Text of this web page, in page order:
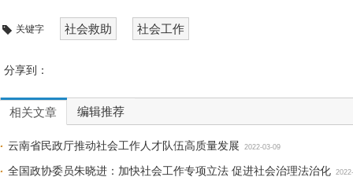
关键字 社会救助 社会工作
分享到：
相关文章 编辑推荐
云南省民政厅推动社会工作人才队伍高质量发展 2022-03-09
全国政协委员朱晓进：加快社会工作专项立法 促进社会治理法治化